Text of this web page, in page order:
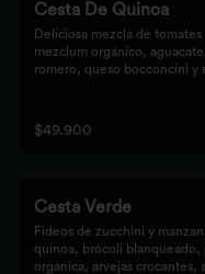
Cesta De Quinoa
Deliciosa mezcla de tomates
mezclum orgánico,
romero, queso bocconcini y
$49.900
Cesta Verde
Fideos de zucchini y
quinoa, brócoli blanqueado,
orgánica, arvejas crocantes,